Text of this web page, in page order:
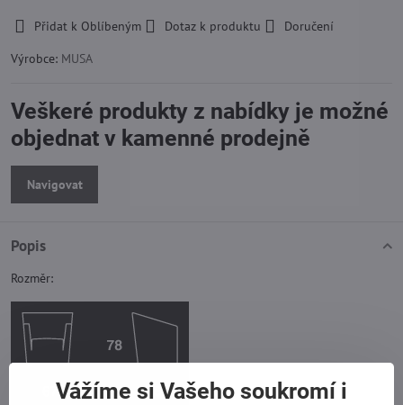
Přidat k Oblíbeným
Dotaz k produktu
Doručení
Výrobce: MUSA
Veškeré produkty z nabídky je možné
objednat v kamenné prodejně
Navigovat
Popis
Rozměr:
Vážíme si Vašeho soukromí i